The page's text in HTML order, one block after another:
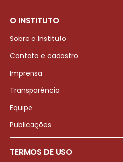
O INSTITUTO
Sobre o Instituto
Contato e cadastro
Imprensa
Transparência
Equipe
Publicações
TERMOS DE USO